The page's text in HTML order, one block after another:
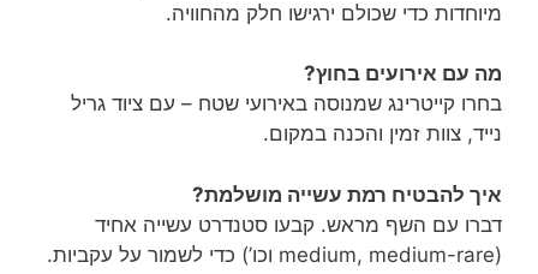
מיוחדות כדי שכולם ירגישו חלק מהחוויה.
מה עם אירועים בחוץ?
בחרו קייטרינג שמנוסה באירועי שטח – עם ציוד גריל
נייד, צוות זמין והכנה במקום.
איך להבטיח רמת עשייה מושלמת?
דברו עם השף מראש. קבעו סטנדרט עשייה אחיד
(medium, medium-rare וכו’) כדי לשמור על עקביות.